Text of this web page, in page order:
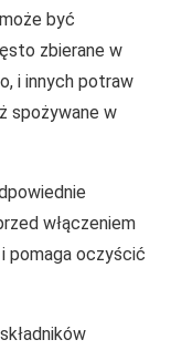
być
zbierane w
i innych potraw
spożywane w
włączeniem
pomaga oczyścić